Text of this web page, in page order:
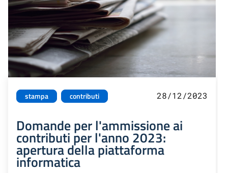
stampa contributi 28/12/2023
Domande per l'ammissione ai
contributi per l'anno 2023:
apertura della piattaforma
informatica